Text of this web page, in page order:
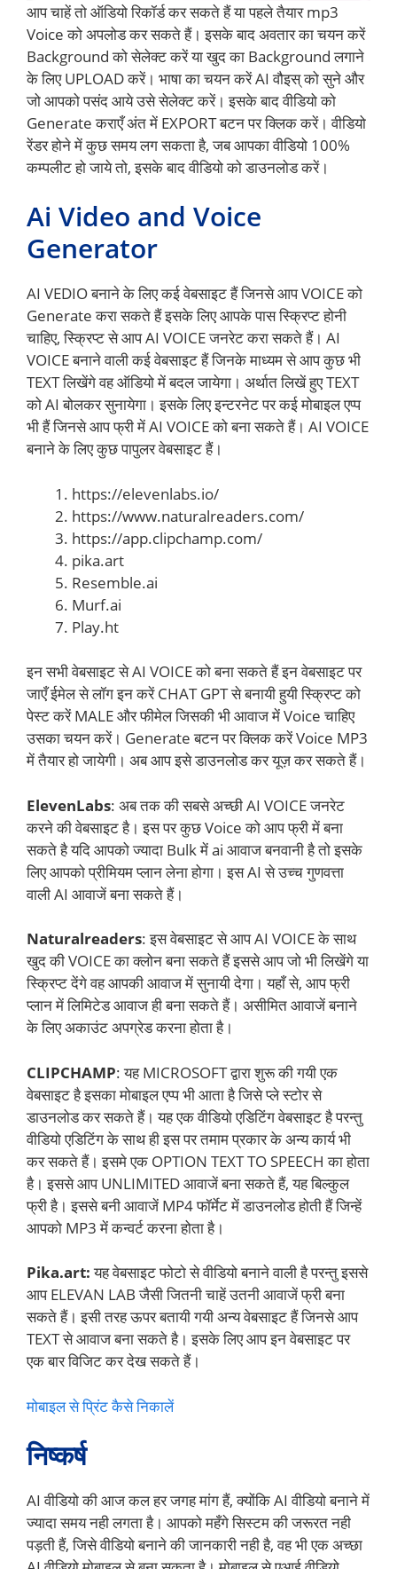
आप चाहें तो ऑडियो रिकॉर्ड कर सकते हैं या पहले तैयार mp3
Voice को अपलोड कर सकते हैं। इसके बाद अवतार का चयन करें
Background को सेलेक्ट करें या खुद का Background लगाने
के लिए UPLOAD करें। भाषा का चयन करें AI वौइस् को सुने और
जो आपको पसंद आये उसे सेलेक्ट करें। इसके बाद वीडियो को
Generate कराएँ अंत में EXPORT बटन पर क्लिक करें। वीडियो
रेंडर होने में कुछ समय लग सकता है, जब आपका वीडियो 100%
कम्पलीट हो जाये तो, इसके बाद वीडियो को डाउनलोड करें।
Ai Video and Voice
Generator
AI VEDIO बनाने के लिए कई वेबसाइट हैं जिनसे आप VOICE को
Generate करा सकते हैं इसके लिए आपके पास स्क्रिप्ट होनी
चाहिए, स्क्रिप्ट से आप AI VOICE जनरेट करा सकते हैं। AI
VOICE बनाने वाली कई वेबसाइट हैं जिनके माध्यम से आप कुछ भी
TEXT लिखेंगे वह ऑडियो में बदल जायेगा। अर्थात लिखें हुए TEXT
को AI बोलकर सुनायेगा। इसके लिए इन्टरनेट पर कई मोबाइल एप्प
भी हैं जिनसे आप फ्री में AI VOICE को बना सकते हैं। AI VOICE
बनाने के लिए कुछ पापुलर वेबसाइट हैं।
https://elevenlabs.io/
https://www.naturalreaders.com/
https://app.clipchamp.com/
pika.art
Resemble.ai
Murf.ai
Play.ht
इन सभी वेबसाइट से AI VOICE को बना सकते हैं इन वेबसाइट पर
जाएँ ईमेल से लॉग इन करें CHAT GPT से बनायी हुयी स्क्रिप्ट को
पेस्ट करें MALE और फीमेल जिसकी भी आवाज में Voice चाहिए
उसका चयन करें। Generate बटन पर क्लिक करें Voice MP3
में तैयार हो जायेगी। अब आप इसे डाउनलोड कर यूज़ कर सकते हैं।
ElevenLabs: अब तक की सबसे अच्छी AI VOICE जनरेट
करने की वेबसाइट है। इस पर कुछ Voice को आप फ्री में बना
सकते है यदि आपको ज्यादा Bulk में ai आवाज बनवानी है तो इसके
लिए आपको प्रीमियम प्लान लेना होगा। इस AI से उच्च गुणवत्ता
वाली AI आवाजें बना सकते हैं।
Naturalreaders: इस वेबसाइट से आप AI VOICE के साथ
खुद की VOICE का क्लोन बना सकते हैं इससे आप जो भी लिखेंगे या
स्क्रिप्ट देंगे वह आपकी आवाज में सुनायी देगा। यहाँ से, आप फ्री
प्लान में लिमिटेड आवाज ही बना सकते हैं। असीमित आवाजें बनाने
के लिए अकाउंट अपग्रेड करना होता है।
CLIPCHAMP: यह MICROSOFT द्वारा शुरू की गयी एक
वेबसाइट है इसका मोबाइल एप्प भी आता है जिसे प्ले स्टोर से
डाउनलोड कर सकते हैं। यह एक वीडियो एडिटिंग वेबसाइट है परन्तु
वीडियो एडिटिंग के साथ ही इस पर तमाम प्रकार के अन्य कार्य भी
कर सकते हैं। इसमे एक OPTION TEXT TO SPEECH का होता
है। इससे आप UNLIMITED आवाजें बना सकते हैं, यह बिल्कुल
फ्री है। इससे बनी आवाजें MP4 फॉर्मेट में डाउनलोड होती हैं जिन्हें
आपको MP3 में कन्वर्ट करना होता है।
Pika.art:यह वेबसाइट फोटो से वीडियो बनाने वाली है परन्तु इससे
आप ELEVAN LAB जैसी जितनी चाहें उतनी आवाजें फ्री बना
सकते हैं। इसी तरह ऊपर बतायी गयी अन्य वेबसाइट हैं जिनसे आप
TEXT से आवाज बना सकते है। इसके लिए आप इन वेबसाइट पर
एक बार विजिट कर देख सकते हैं।
मोबाइल से प्रिंट कैसे निकालें
निष्कर्ष
AI वीडियो की आज कल हर जगह मांग हैं, क्योंकि AI वीडियो बनाने में
ज्यादा समय नही लगता है। आपको महँगे सिस्टम की जरूरत नही
पड़ती हैं, जिसे वीडियो बनाने की जानकारी नही है, वह भी एक अच्छा